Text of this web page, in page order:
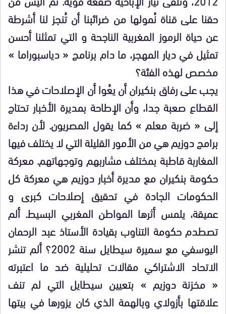
حقنا على قناة نُمولها من ضرائبنا أن تُنجز لنا أشرطة
عن حياة الرموز المغربية الناجحة و التي تمثلنا أحسن
تمثيل في ديار المهجر، ما دام برنامج « دياسبوراما »
مخصص لهذه الفئة؟
يجب على رفاق بنكيران أن يعُوا أن الإصلاحات في هذا
القطاع صعبة جدا، وأن الإطاحة بمديرة الأخبار تحتاج
إلى « ضربة معلم » كما يقول المصريون. لأن رداءة
برامج دوزيم هي من الأمور القليلة التي لا يختلف فيها
المغاربة قاطبة بمختلف مشاربهم وتوجهاتهم. معركة
حكومة بنكيران مع مديرة أخبار دوزيم هي معركة كل
الحكومات الجادة في تحقيق إصلاحات كبرى و
عميقة، يلمس أثرها المواطن المغربي البسيط. ألم
تصطدم حكومة التناوب بقيادة الأستاذ عبد الرحمان
اليوسفي مع سميرة سيطايل سنة 2002؟ ألم تنشر
الاتحاد الاشتراكي مقالات تحليلية ضد ما اعتبرته
« مخزنة دوزيم » بتعيين سيطايل التي لم تنف
علاقتها بأزولاي وبالهمة الذي كان يزورها في بيتها